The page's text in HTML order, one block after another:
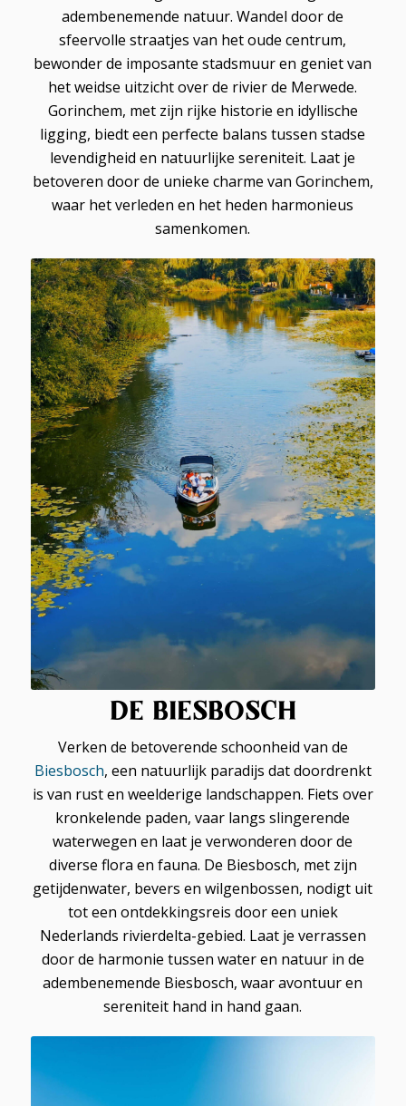
adembenemende natuur. Wandel door de
sfeervolle straatjes van het oude centrum,
bewonder de imposante stadsmuur en geniet van
het weidse uitzicht over de rivier de Merwede.
Gorinchem, met zijn rijke historie en idyllische
ligging, biedt een perfecte balans tussen stadse
levendigheid en natuurlijke sereniteit. Laat je
betoveren door de unieke charme van Gorinchem,
waar het verleden en het heden harmonieus
samenkomen.
DE BIESBOSCH
Verken de betoverende schoonheid van de
Biesbosch, een natuurlijk paradijs dat doordrenkt
is van rust en weelderige landschappen. Fiets over
kronkelende paden, vaar langs slingerende
waterwegen en laat je verwonderen door de
diverse flora en fauna. De Biesbosch, met zijn
getijdenwater, bevers en wilgenbossen, nodigt uit
tot een ontdekkingsreis door een uniek
Nederlands rivierdelta-gebied. Laat je verrassen
door de harmonie tussen water en natuur in de
adembenemende Biesbosch, waar avontuur en
sereniteit hand in hand gaan.